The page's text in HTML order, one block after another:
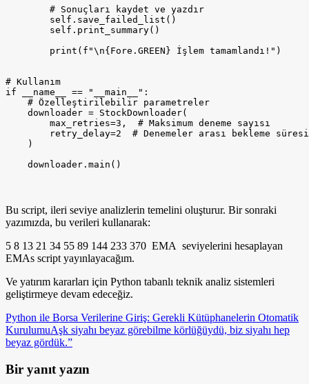
Bu script, ileri seviye analizlerin temelini oluşturur. Bir sonraki
yazımızda, bu verileri kullanarak:
5 8 13 21 34 55 89 144 233 370 EMA seviyelerini hesaplayan
EMAs script yayınlayacağım.
Ve yatırım kararları için Python tabanlı teknik analiz sistemleri
geliştirmeye devam edeceğiz.
Python ile Borsa Verilerine Giriş: Gerekli Kütüphanelerin Otomatik
KurulumuAşk siyahı beyaz görebilme körlüğüydü, biz siyahı hep
beyaz gördük.”
Bir yanıt yazın